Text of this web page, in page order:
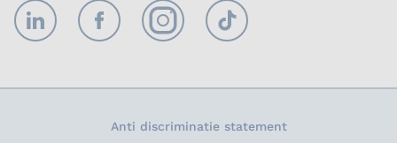
LinkedIn FacebookInstagramTikTok
Anti discriminatie statement